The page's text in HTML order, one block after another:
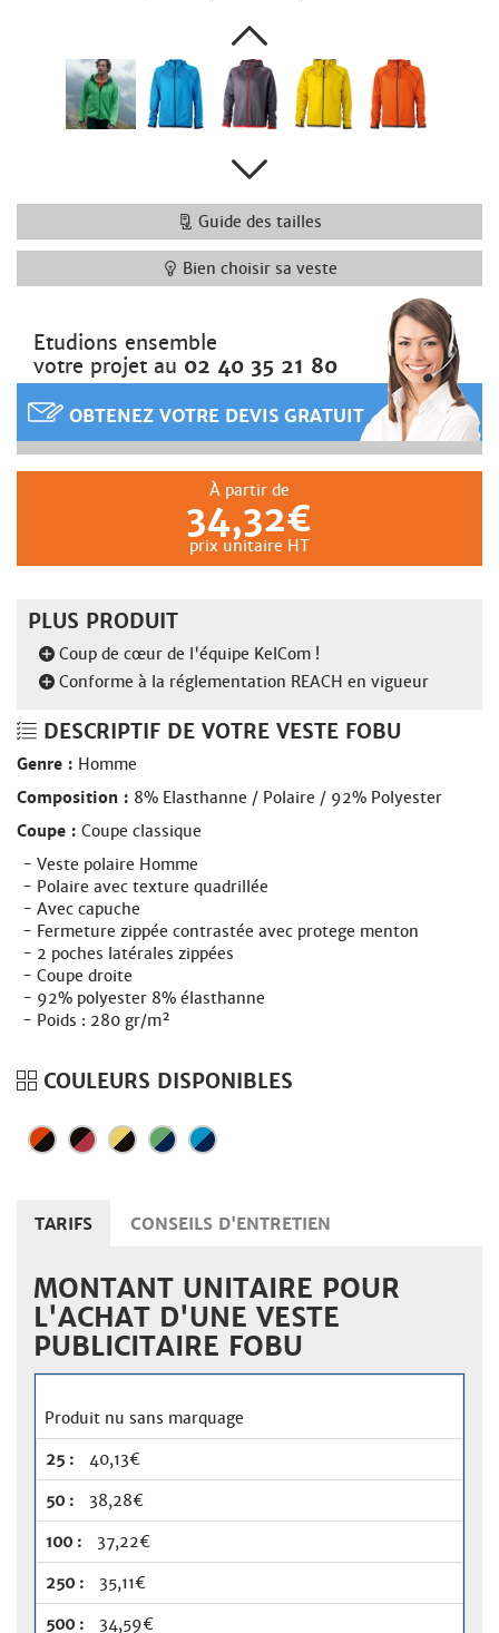
Guide des tailles
Bien choisir sa veste
Etudions ensemble
votre projet au 02 40 35 21 80
OBTENEZ VOTRE DEVIS GRATUIT
À partir de
34,32€
prix unitaire HT
PLUS PRODUIT
Coup de cœur de l'équipe KelCom !
Conforme à la réglementation REACH en vigueur
DESCRIPTIF DE VOTRE VESTE FOBU
Genre : Homme
Composition : 8% Elasthanne / Polaire / 92% Polyester
Coupe : Coupe classique
Veste polaire Homme
Polaire avec texture quadrillée
Avec capuche
Fermeture zippée contrastée avec protege menton
2 poches latérales zippées
Coupe droite
92% polyester 8% élasthanne
Poids : 280 gr/m²
COULEURS DISPONIBLES
TARIFS CONSEILS D'ENTRETIEN
MONTANT UNITAIRE POUR
L'ACHAT D'UNE VESTE
PUBLICITAIRE FOBU
Produit nu sans marquage
40,13€
38,28€
37,22€
35,11€
34,59€